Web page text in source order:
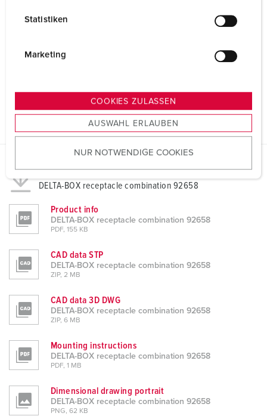
s
u
w
a
Statistiken
Marketing
COOKIES ZULASSEN
AUSWAHL ERLAUBEN
NUR NOTWENDIGE COOKIES
DELTA-BOX receptacle combination 92658
Product info
DELTA-BOX receptacle combination 92658
PDF, 155 KB
CAD data STP
DELTA-BOX receptacle combination 92658
ZIP, 2 MB
CAD data 3D DWG
DELTA-BOX receptacle combination 92658
ZIP, 6 MB
Mounting instructions
DELTA-BOX receptacle combination 92658
PDF, 1 MB
Dimensional drawing portrait
DELTA-BOX receptacle combination 92658
PNG, 62 KB